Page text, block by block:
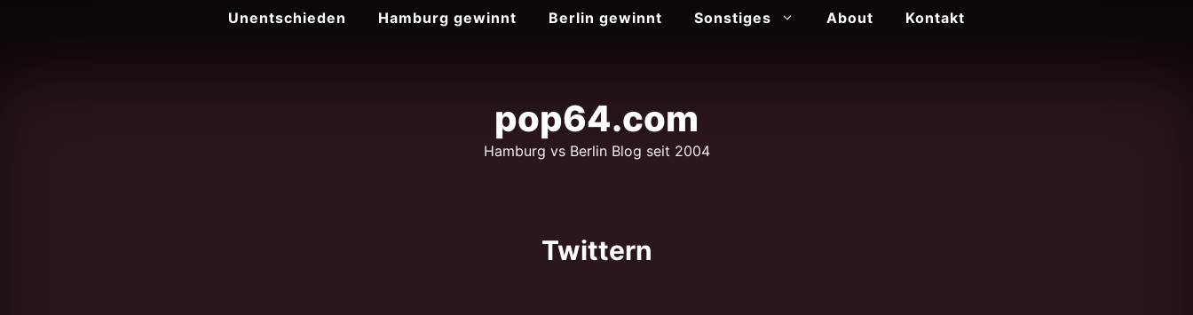
Unentschieden Hamburg gewinnt Berlin gewinnt Sonstiges About Kontakt
pop64.com
Hamburg vs Berlin Blog seit 2004
Twittern